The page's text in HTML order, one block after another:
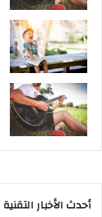
أحدث الأخبار التقنية